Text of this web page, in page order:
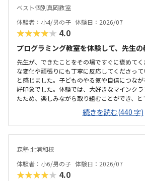
ベスト個別真岡教室
体験者：小4/男の子 体験日：2026/07
★★★★★ 4.0
プログラミング教室を体験して、先生
先生が、できたことをその場ですぐに褒めて
な変化や頑張りにも丁寧に反応してくださっ
と感じました。子どものやる気や自信につなが
好印象でした。体験では、大好きなマインク
たため、楽しみながら取り組むことができ、
だ、今後もずっとマインクラフトを使った内容
で、その後も興味を持って取り組めるかどうか
た。教室は自宅から15分ほどの距離にあり、
た。また、駐車場もあるため、送り迎えもし
ているわけではありませんが、壁などで視線
れており、集中しやすい雰囲気だと感じました
約12,000円という料金は、我が家にとってはや...
続きを読む(440 字)
森塾 北浦和校
体験者：小6/男の子 体験日：2026/07
★★★★★ 4.0